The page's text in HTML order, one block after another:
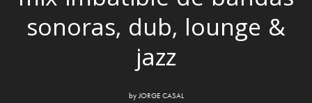
sonoras, dub, lounge &
jazz
by JORGE CASAL